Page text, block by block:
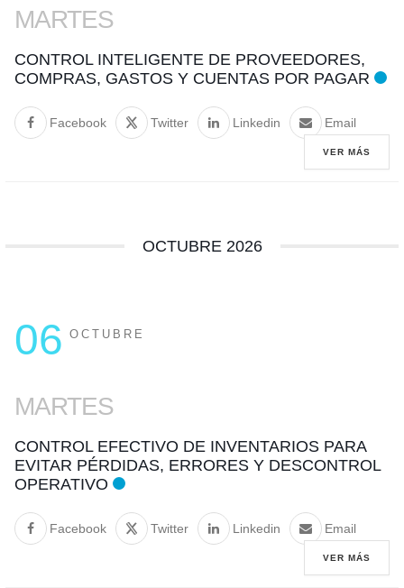
MARTES
CONTROL INTELIGENTE DE PROVEEDORES,
COMPRAS, GASTOS Y CUENTAS POR PAGAR
Facebook Twitter Linkedin Email
VER MÁS
OCTUBRE 2026
06 OCTUBRE
MARTES
CONTROL EFECTIVO DE INVENTARIOS PARA
EVITAR PÉRDIDAS, ERRORES Y DESCONTROL
OPERATIVO
Facebook Twitter Linkedin Email
VER MÁS